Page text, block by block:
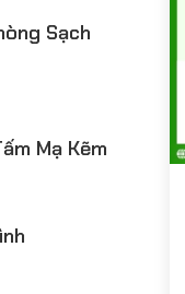
Sạch
Mạ Kẽm